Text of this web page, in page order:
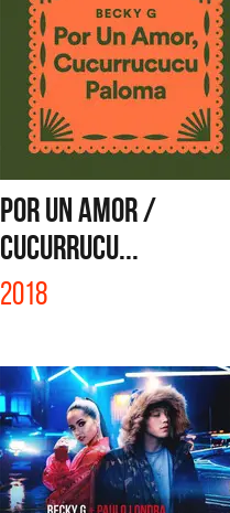
POR UN AMOR /
CUCURRUCU...
2018